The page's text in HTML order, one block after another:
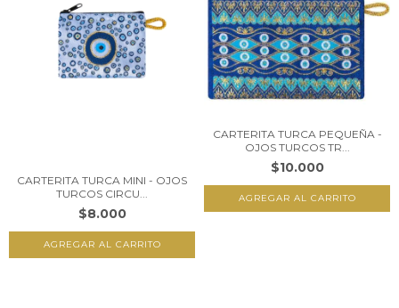
CARTERITA TURCA MINI - OJOS
TURCOS CIRCU...
$8.000
CARTERITA TURCA PEQUEÑA -
OJOS TURCOS TR...
$10.000